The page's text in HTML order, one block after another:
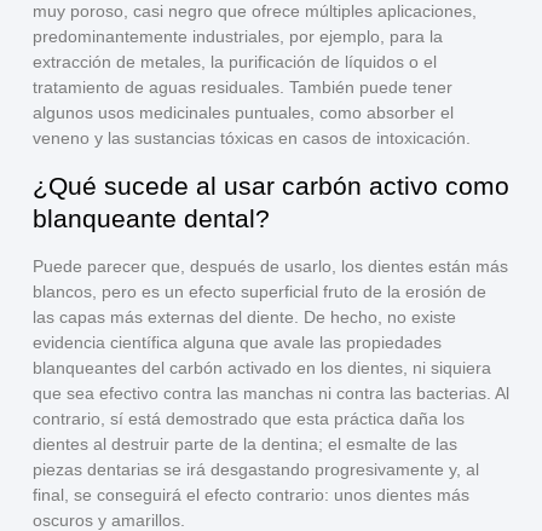
muy poroso , casi negro que ofrece múltiples aplicaciones,
predominantemente industriales, por ejemplo, para la
extracción de metales, la purificación de líquidos o el
tratamiento de aguas residuales. También puede tener
algunos usos medicinales puntuales, como absorber el
veneno y las sustancias tóxicas en casos de intoxicación.
¿Qué sucede al usar carbón activo como
blanqueante dental?
Puede parecerque, después de usarlo, los dientes están más
blancos, pero es un efecto superficial fruto de la erosión de
las capas más externasdel diente. De hecho,
no existe
evidencia científica alguna que avale las propiedades
blanqueantes del carbón activado en los dientes, ni siquiera
que sea efectivo contra las manchas ni contra las bacterias. Al
contrario, sí está demostrado que esta práctica daña los
dientes al destruir parte de la dentina; el esmalte de las
piezas dentarias se irá desgastando progresivamente y, al
final, se conseguirá el efecto contrario: unos dientes más
oscuros y amarillos.